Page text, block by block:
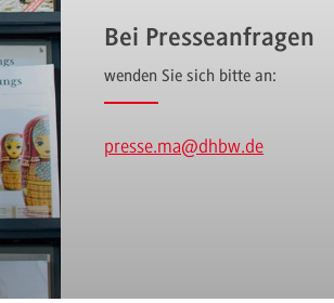
Bei Presseanfragen
wenden Sie sich bitte an:
presse.ma@dhbw.de